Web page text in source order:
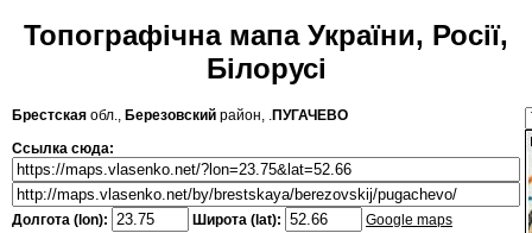
Топографічна мапа України, Росії,
Білорусі
Брестская обл., Березовский район, .ПУГАЧЕВО
Ссылка сюда:
Долгота (lon): Широта (lat): Google maps